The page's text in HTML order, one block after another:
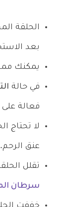
الحلقة
بعد
يمكنك
في حالة
فعالة
لا تحتاج
عنق الرحم.
تقلل
سرطان